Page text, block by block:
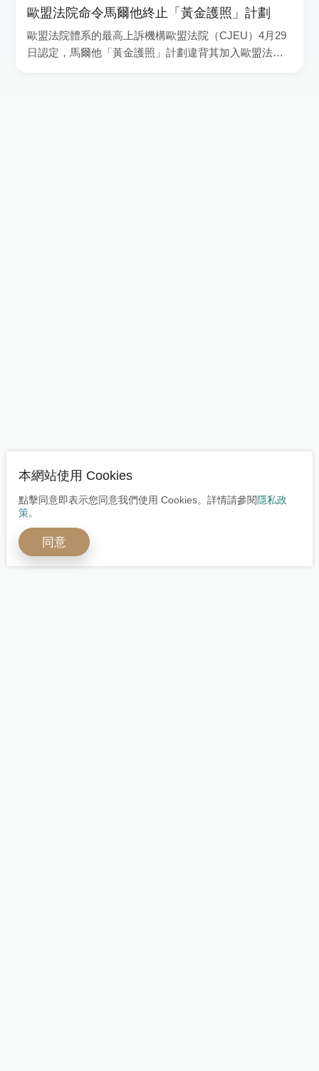
歐盟法院命令馬爾他終止「黃金護照」計劃
歐盟法院體系的最高上訴機構歐盟法院（CJEU）4月29
日認定，馬爾他「黃金護照」計劃違背其加入歐盟法
本網站使用 Cookies
點擊同意即表示您同意我們使用 Cookies。詳情請參閱隱私政
策。
同意